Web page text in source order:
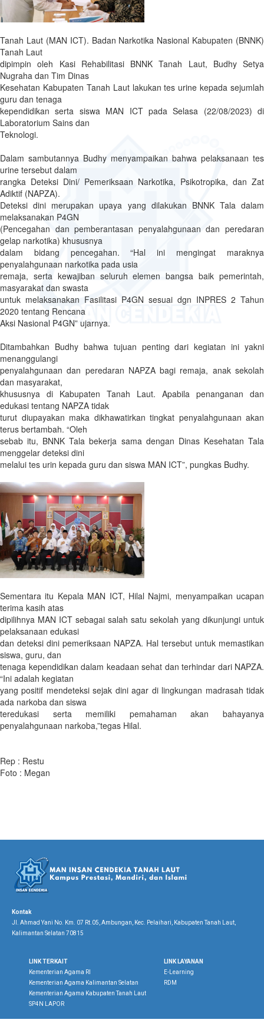
Tanah Laut (MAN ICT). Badan Narkotika Nasional Kabupaten (BNNK)
Tanah Laut
dipimpin oleh Kasi Rehabilitasi BNNK Tanah Laut, Budhy Setya
Nugraha dan Tim Dinas
Kesehatan Kabupaten Tanah Laut lakukan tes urine kepada sejumlah
guru dan tenaga
kependidikan serta siswa MAN ICT pada Selasa (22/08/2023) di
Laboratorium Sains dan
Teknologi.
Dalam sambutannya Budhy menyampaikan bahwa pelaksanaan tes
urine tersebut dalam
rangka Deteksi Dini/ Pemeriksaan Narkotika, Psikotropika, dan Zat
Adiktif (NAPZA).
Deteksi dini merupakan upaya yang dilakukan BNNK Tala dalam
melaksanakan P4GN
(Pencegahan dan pemberantasan penyalahgunaan dan peredaran
gelap narkotika) khususnya
dalam bidang pencegahan. “Hal ini mengingat maraknya
penyalahgunaan narkotika pada usia
remaja, serta kewajiban seluruh elemen bangsa baik pemerintah,
masyarakat dan swasta
untuk melaksanakan Fasilitasi P4GN sesuai dgn INPRES 2 Tahun
2020 tentang Rencana
Aksi Nasional P4GN” ujarnya.
Ditambahkan Budhy bahwa tujuan penting dari kegiatan ini yakni
menanggulangi
penyalahgunaan dan peredaran NAPZA bagi remaja, anak sekolah
dan masyarakat,
khususnya di Kabupaten Tanah Laut. Apabila penanganan dan
edukasi tentang NAPZA tidak
turut diupayakan maka dikhawatirkan tingkat penyalahgunaan akan
terus bertambah. “Oleh
sebab itu, BNNK Tala bekerja sama dengan Dinas Kesehatan Tala
menggelar deteksi dini
melalui tes urin kepada guru dan siswa MAN ICT”, pungkas Budhy.
Sementara itu Kepala MAN ICT, Hilal Najmi, menyampaikan ucapan
terima kasih atas
dipilihnya MAN ICT sebagai salah satu sekolah yang dikunjungi untuk
pelaksanaan edukasi
dan deteksi dini pemeriksaan NAPZA. Hal tersebut untuk memastikan
siswa, guru, dan
tenaga kependidikan dalam keadaan sehat dan terhindar dari NAPZA.
“Ini adalah kegiatan
yang positif mendeteksi sejak dini agar di lingkungan madrasah tidak
ada narkoba dan siswa
teredukasi serta memiliki pemahaman akan bahayanya
penyalahgunaan narkoba,”tegas Hilal.
Rep : Restu
Foto : Megan
Kontak
Jl. Ahmad Yani No. Km. 07 Rt.05, Ambungan, Kec. Pelaihari, Kabupaten Tanah Laut,
Kalimantan Selatan 70815
LINK TERKAIT
Kementerian Agama RI
Kementerian Agama Kalimantan Selatan
Kementerian Agama Kabupaten Tanah Laut
SP4N LAPOR
LINK LAYANAN
E-Learning
RDM